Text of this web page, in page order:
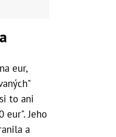
eur,
to ani
eur". Jeho
a